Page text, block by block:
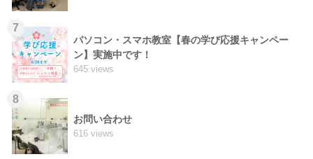
7
パソコン・スマホ教室【春の学び応援キャンペー
ン】実施中です！
645 views
8
お問い合わせ
616 views